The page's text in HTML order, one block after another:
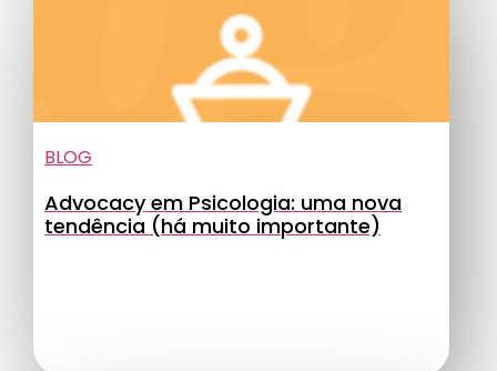
BLOG
Advocacy em Psicologia: uma nova
tendência (há muito importante)